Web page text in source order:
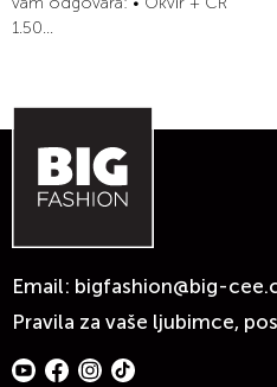
1.50...
Email: bigfashion@big-
Pravila za vaše ljubimce,